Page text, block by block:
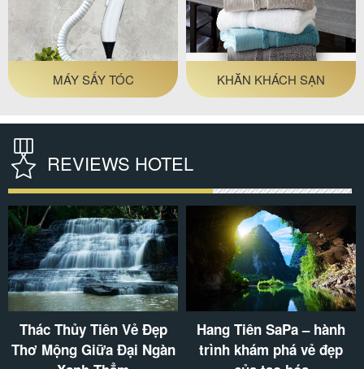
GIỎ ĐỰNG ĐỒ PHÒNG
TẮM
THẢM PHÒNG TẮM
REVIEWS HOTEL
Lang thang Phia Oắc để
chiêm ngưỡng “bức tranh
Núi Cấm Sơn – kỳ quan
thiên nhiên nằm giữa lòng